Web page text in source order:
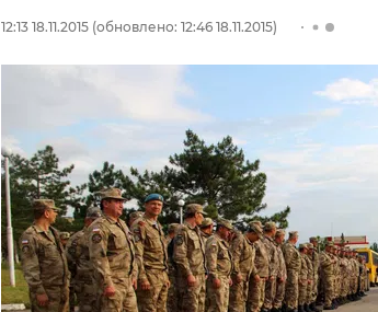
12:13 18.11.2015 (обновлено: 12:46 18.11.2015)